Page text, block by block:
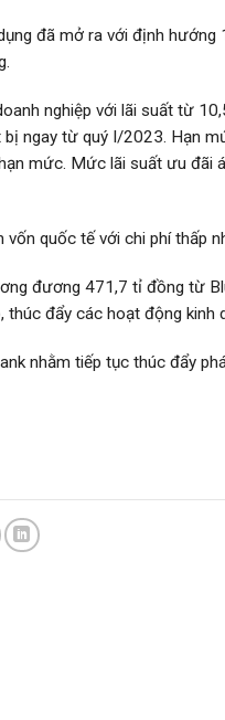
đã mở ra với định
nghiệp với lãi suất từ
ngay từ quý I/2023. Hạn
mức. Mức lãi suất ưu đãi
quốc tế với chi phí thấp
đương 471,7 tỉ đồng từ
đẩy các hoạt động kinh
nhằm tiếp tục thúc đẩy